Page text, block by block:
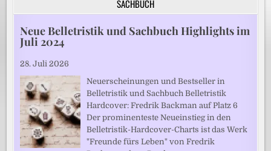
SACHBUCH
Neue Belletristik und Sachbuch Highlights im
Juli 2024
28. Juli 2026
Neuerscheinungen und Bestseller in
Belletristik und Sachbuch Belletristik
Hardcover: Fredrik Backman auf Platz 6
Der prominenteste Neueinstieg in den
Belletristik-Hardcover-Charts ist das Werk
"Freunde fürs Leben" von Fredrik